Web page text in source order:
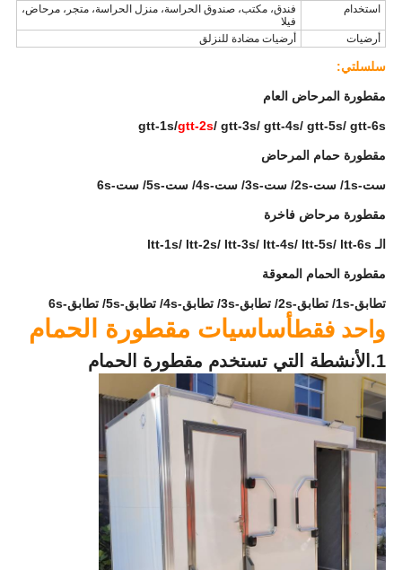
استخدام
فندق، مكتب، صندوق الحراسة، منزل الحراسة، متجر، مرحاض،
فيلا
أرضيات
أرضيات مضادة للنزلق
سلسلتي:
مقطورة المرحاض العام
gtt-1s/gtt-2s/ gtt-3s/ gtt-4s/ gtt-5s/ gtt-6s
مقطورة حمام المرحاض
ست-1s/ ست-2s/ ست-3s/ ست-4s/ ست-5s/ ست-6s
مقطورة مرحاض فاخرة
الـ ltt-1s/ ltt-2s/ ltt-3s/ ltt-4s/ ltt-5s/ ltt-6s
مقطورة الحمام المعوقة
تطابق-1s/ تطابق-2s/ تطابق-3s/ تطابق-4s/ تطابق-5s/ تطابق-6s
واحد فقطأساسيات مقطورة الحمام
1. الأنشطة التي تستخدم مقطورة الحمام